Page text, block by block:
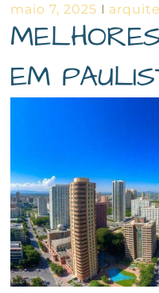
maio 7, 2025
EM